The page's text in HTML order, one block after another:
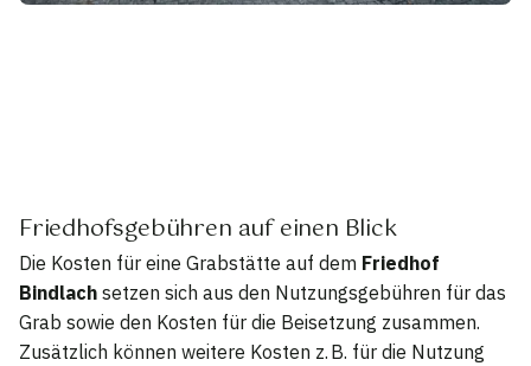
Friedhofsgebühren auf einen Blick
Die Kosten für eine Grabstätte auf dem Friedhof
Bindlach setzen sich aus den Nutzungsgebühren für das
Grab sowie den Kosten für die Beisetzung zusammen.
Zusätzlich können weitere Kosten z. B. für die Nutzung